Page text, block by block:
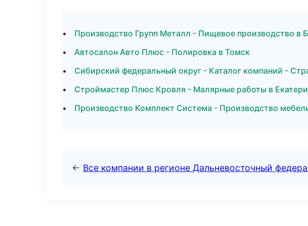
Производство Групп Металл - Пищевое производство в
Автосалон Авто Плюс - Полировка в Томск
Сибирский федеральный округ - Каталог компаний -
Строймастер Плюс Кровля - Малярные работы в
Производство Комплект Система - Производство
← Все компании в регионе Дальневосточный